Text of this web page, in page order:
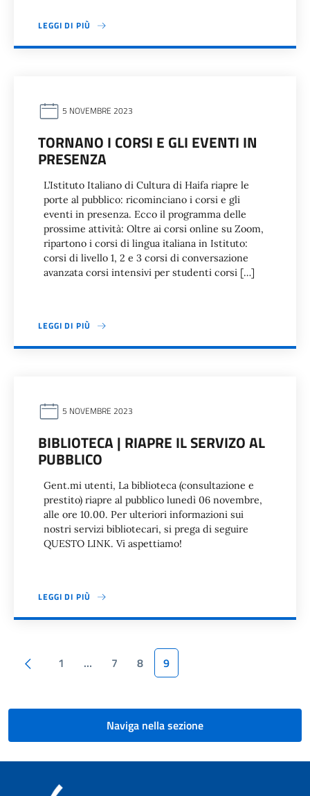
LEGGI DI PIÙ
5 NOVEMBRE 2023
TORNANO I CORSI E GLI EVENTI IN
PRESENZA
L’Istituto Italiano di Cultura di Haifa riapre le
porte al pubblico: ricominciano i corsi e gli
eventi in presenza. Ecco il programma delle
prossime attività: Oltre ai corsi online su Zoom,
ripartono i corsi di lingua italiana in Istituto:
corsi di livello 1, 2 e 3 corsi di conversazione
avanzata corsi intensivi per studenti corsi […]
LEGGI DI PIÙ
5 NOVEMBRE 2023
BIBLIOTECA | RIAPRE IL SERVIZO AL
PUBBLICO
Gent.mi utenti, La biblioteca (consultazione e
prestito) riapre al pubblico lunedì 06 novembre,
alle ore 10.00. Per ulteriori informazioni sui
nostri servizi bibliotecari, si prega di seguire
QUESTO LINK. Vi aspettiamo!
LEGGI DI PIÙ
Paginazione
Pagina precedente
1 … 7 8 9
Naviga nella sezione